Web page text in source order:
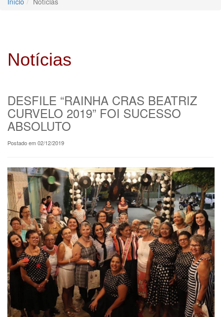
Notícias
DESFILE “RAINHA CRAS BEATRIZ
CURVELO 2019” FOI SUCESSO
ABSOLUTO
Postado em 02/12/2019